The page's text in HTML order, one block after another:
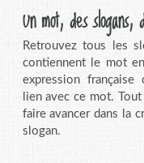
Un mot, des
Retrouvez tous les
contiennent le mot
expression
lien avec ce mot.
faire avancer dans la
slogan.